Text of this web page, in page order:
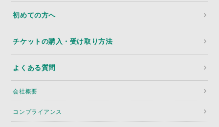
初めての方へ
チケットの購入・受け取り方法
よくある質問
会社概要
コンプライアンス